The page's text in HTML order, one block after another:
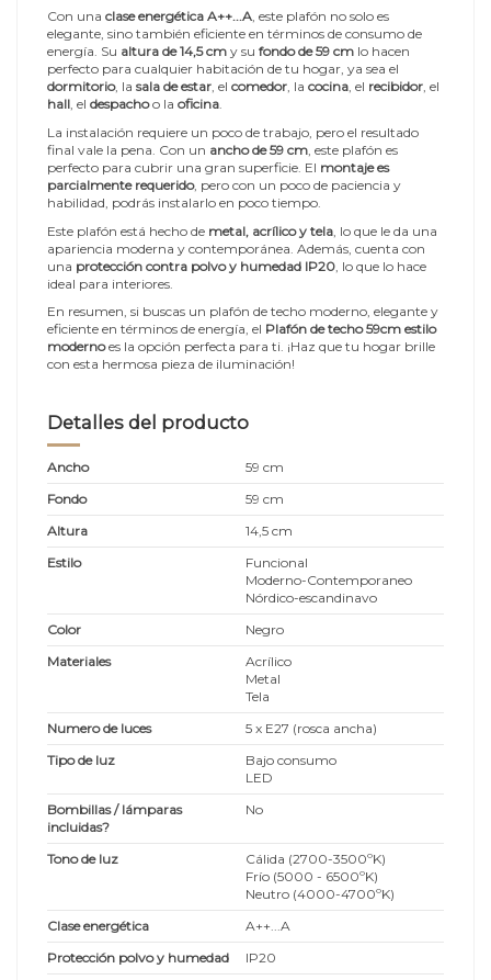
Con una clase energética A++...A, este plafón no solo es
elegante, sino también eficiente en términos de consumo de
energía. Su altura de 14,5 cm y su fondo de 59 cm lo hacen
perfecto para cualquier habitación de tu hogar, ya sea el
dormitorio, la sala de estar, el comedor, la cocina, el recibidor, el
hall, el despachoo la oficina.
La instalación requiere un poco de trabajo, pero el resultado
final vale la pena. Con un ancho de 59 cm , este plafón es
perfecto para cubrir una gran superficie. El montaje es
parcialmente requerido, pero con un poco de paciencia y
habilidad, podrás instalarlo en poco tiempo.
Este plafón está hecho de metal, acrílico y tela , lo que le da una
apariencia moderna y contemporánea. Además, cuenta con
una protección contra polvo y humedad IP20 , lo que lo hace
ideal para interiores.
En resumen, si buscas un plafón de techo moderno, elegante y
eficiente en términos de energía, el Plafón de techo 59cm estilo
modernoes la opción perfecta para ti. ¡Haz que tu hogar brille
con esta hermosa pieza de iluminación!
Detalles del producto
Ancho
59 cm
Fondo
59 cm
Altura
14,5 cm
Estilo
Funcional
Moderno-Contemporaneo
Nórdico-escandinavo
Color
Negro
Materiales
Acrílico
Metal
Tela
Numero de luces
5 x E27 (rosca ancha)
Tipo de luz
Bajo consumo
LED
Bombillas / lámparas
incluidas?
No
Tono de luz
Cálida (2700-3500ºK)
Frío (5000 - 6500ºK)
Neutro (4000-4700ºK)
Clase energética
A++...A
Protección polvo y humedad
IP20